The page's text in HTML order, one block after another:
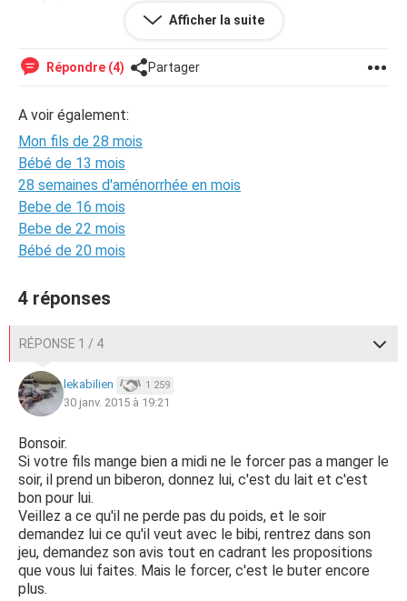
sauf chez sa grande mère il manger tout avec nous ce
Afficher la suite
Répondre (4) Partager
A voir également:
Mon fils de 28 mois
Bébé de 13 mois
28 semaines d'aménorrhée en mois
Bebe de 16 mois
Bebe de 22 mois
Bébé de 20 mois
4 réponses
RÉPONSE 1 / 4
lekabilien 1 259
30 janv. 2015 à 19:21
Bonsoir.
Si votre fils mange bien a midi ne le forcer pas a manger le
soir, il prend un biberon, donnez lui, c'est du lait et c'est
bon pour lui.
Veillez a ce qu'il ne perde pas du poids, et le soir
demandez lui ce qu'il veut avec le bibi, rentrez dans son
jeu, demandez son avis tout en cadrant les propositions
que vous lui faites. Mais le forcer, c'est le buter encore
plus.